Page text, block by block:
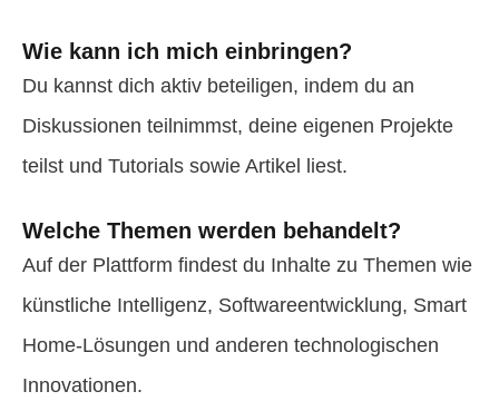
Wie kann ich mich einbringen?
Du kannst dich aktiv beteiligen, indem du an
Diskussionen teilnimmst, deine eigenen Projekte
teilst und Tutorials sowie Artikel liest.
Welche Themen werden behandelt?
Auf der Plattform findest du Inhalte zu Themen wie
künstliche Intelligenz, Softwareentwicklung, Smart
Home-Lösungen und anderen technologischen
Innovationen.